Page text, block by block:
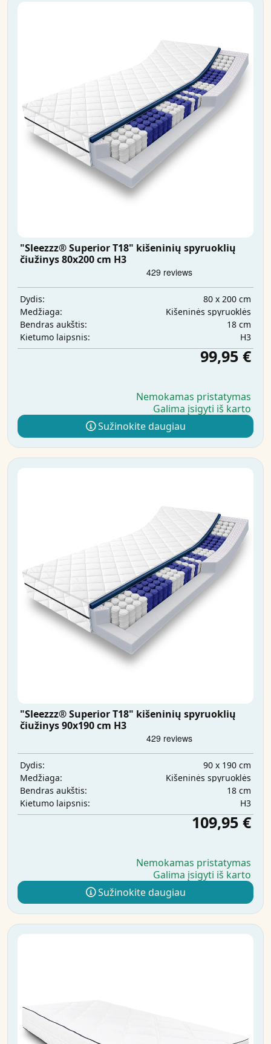
"Sleezzz® Superior T18" kišeninių spyruoklių
čiužinys 80x200 cm H3
Dydis:
80 x 200 cm
Medžiaga:
Kišeninės spyruoklės
Bendras aukštis:
18 cm
Kietumo laipsnis:
H3
99,95 €
Nemokamas pristatymas
Galima įsigyti iš karto
Sužinokite daugiau
"Sleezzz® Superior T18" kišeninių spyruoklių
čiužinys 90x190 cm H3
Dydis:
90 x 190 cm
Medžiaga:
Kišeninės spyruoklės
Bendras aukštis:
18 cm
Kietumo laipsnis:
H3
109,95 €
Nemokamas pristatymas
Galima įsigyti iš karto
Sužinokite daugiau